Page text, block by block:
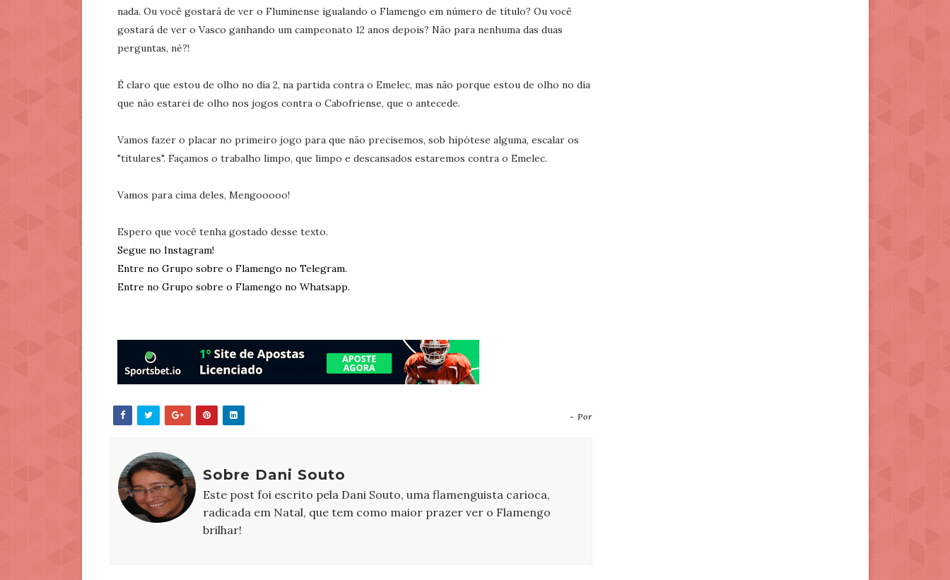
nada. Ou você gostará de ver o Fluminense igualando o Flamengo em número de título? Ou você
gostará de ver o Vasco ganhando um campeonato 12 anos depois? Não para nenhuma das duas
perguntas, né?!
É claro que estou de olho no dia 2, na partida contra o Emelec, mas não porque estou de olho no dia 2
que não estarei de olho nos jogos contra o Cabofriense, que o antecede.
Vamos fazer o placar no primeiro jogo para que não precisemos, sob hipótese alguma, escalar os
"titulares". Façamos o trabalho limpo, que limpo e descansados estaremos contra o Emelec.
Vamos para cima deles, Mengooooo!
Espero que você tenha gostado desse texto.
Segue no Instagram!
Entre no Grupo sobre o Flamengo no Telegram.
Entre no Grupo sobre o Flamengo no Whatsapp.
- Por
Sobre Dani Souto
Este post foi escrito pela Dani Souto, uma flamenguista carioca,
radicada em Natal, que tem como maior prazer ver o Flamengo
brilhar!